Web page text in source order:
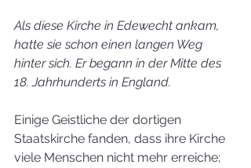
Als diese Kirche in Edewecht ankam,
hatte sie schon einen langen Weg
hinter sich. Er begann in der Mitte des
18. Jahrhunderts in England.
Einige Geistliche der dortigen
Staatskirche fanden, dass ihre Kirche
viele Menschen nicht mehr erreiche;